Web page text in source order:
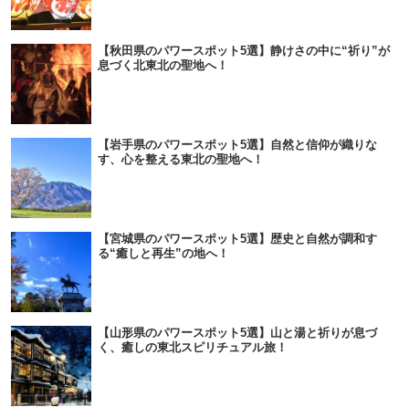
【秋田県のパワースポット5選】静けさの中に“祈り”が
息づく北東北の聖地へ！
【岩手県のパワースポット5選】自然と信仰が織りな
す、心を整える東北の聖地へ！
【宮城県のパワースポット5選】歴史と自然が調和す
る“癒しと再生”の地へ！
【山形県のパワースポット5選】山と湯と祈りが息づ
く、癒しの東北スピリチュアル旅！